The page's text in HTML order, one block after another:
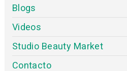
Blogs
Videos
Studio Beauty Market
Contacto